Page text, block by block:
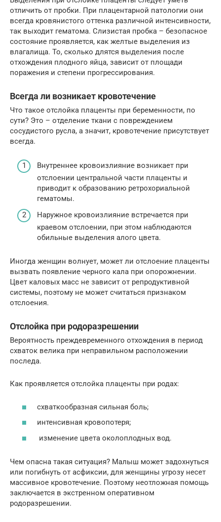
отличить от пробки. При плацентарной патологии они
всегда кровянистого оттенка различной интенсивности,
так выходит гематома. Слизистая пробка – безопасное
состояние проявляется, как желтые выделения из
влагалища. То, сколько длятся выделения после
отхождения плодного яйца, зависит от площади
поражения и степени прогрессирования.
Всегда ли возникает кровотечение
Что такое отслойка плаценты при беременности, по
сути? Это – отделение ткани с повреждением
сосудистого русла, а значит, кровотечение присутствует
всегда.
Внутреннее кровоизлияние возникает при
отслоении центральной части плаценты и
приводит к образованию ретрохориальной
гематомы.
Наружное кровоизлияние встречается при
краевом отслоении, при этом наблюдаются
обильные выделения алого цвета.
Иногда женщин волнует, может ли отслоение плаценты
вызвать появление черного кала при опорожнении.
Цвет каловых масс не зависит от репродуктивной
системы, поэтому не может считаться признаком
отслоения.
Отслойка при родоразрешении
Вероятность преждевременного отхождения в период
схваток велика при неправильном расположении
последа.
Как проявляется отслойка плаценты при родах:
схваткообразная сильная боль;
интенсивная кровопотеря;
изменение цвета околоплодных вод.
Чем опасна такая ситуация? Малыш может задохнуться
или погибнуть от асфиксии, для женщины угрозу несет
массивное кровотечение. Поэтому неотложная помощь
заключается в экстренном оперативном
родоразрешении.